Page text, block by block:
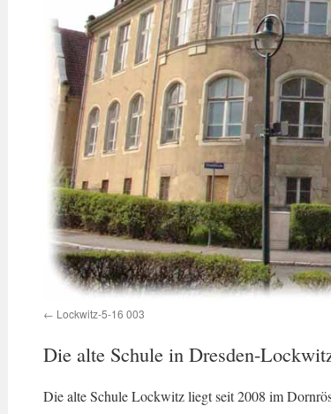
Lockwitz-5-16 003
Die alte Schule in Dresden-
Die alte Schule Lockwitz liegt seit 2008 im